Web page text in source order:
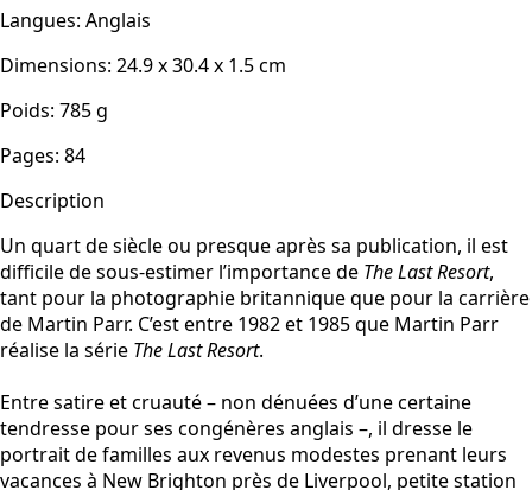
Langues: Anglais
Dimensions: 24.9 x 30.4 x 1.5cm
Poids: 785g
Pages: 84
Description
Un quart de siècle ou presque après sa publication, il est
difficile de sous-estimer l’importance de The Last Resort,
tant pour la photographie britannique que pour la carrière
de Martin Parr. C’est entre 1982 et 1985 que Martin Parr
réalise la série The Last Resort.
Entre satire et cruauté – non dénuées d’une certaine
tendresse pour ses congénères anglais –, il dresse le
portrait de familles aux revenus modestes prenant leurs
vacances à New Brighton près de Liverpool, petite station